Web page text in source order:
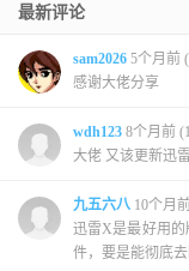
最新评论
sam2026 5个月前
感谢大佬分享
wdh123 8个月前
大佬 又该更新迅
九五六八 10个月
迅雷X是最好用的
件，要是能彻底